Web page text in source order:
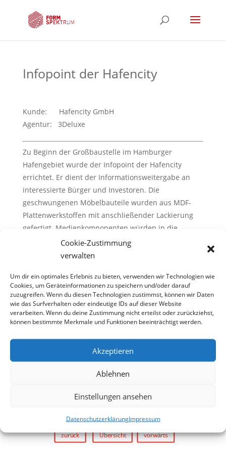
Cookie-Zustimmung
verwalten
Um dir ein optimales Erlebnis zu bieten, verwenden wir Technologien wie
Cookies, um Geräteinformationen zu speichern und/oder darauf
zuzugreifen. Wenn du diesen Technologien zustimmst, können wir Daten
wie das Surfverhalten oder eindeutige IDs auf dieser Website
verarbeiten. Wenn du deine Zustimmung nicht erteilst oder zurückziehst,
können bestimmte Merkmale und Funktionen beeinträchtigt werden.
Akzeptieren
Ablehnen
Einstellungen ansehen
DatenschutzerklärungImpressum
Infopoint der Hafencity
Kunde: Hafencity GmbH
Agentur: 3Deluxe
Zu Beginn der Großbaustelle im Hamburger
Hafengebiet wurde der Infopoint der Hafencity
errichtet. Er dient der Informationsweitergabe an
interessierte Bürger und Investoren. Die
geschwungenen Möbelbauteile wurden aus MDF-
Plattenwerkstoffen mit anschließender Lackierung
gefertigt. Medienkomponenten würden in die
Konstruktionen eingebunden.
zurück Übersicht vorwärts